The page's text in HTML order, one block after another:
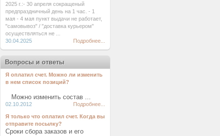
2025 г.:- 30 апреля сокращеный
предпраздничный день на 1 час. - 1
мая - 4 мая пункт выдачи не работает,
"самовывоз" / "доставка курьером"
осуществляться не ...
30.04.2025
Подробнее...
Вопросы и ответы
Я оплатил счет. Можно ли изменить
в нем список позиций?
Можно изменить состав ...
02.10.2012 Подробнее...
Я только что оплатил счет. Когда вы
отправите посылку?
Сроки сбора заказов и его